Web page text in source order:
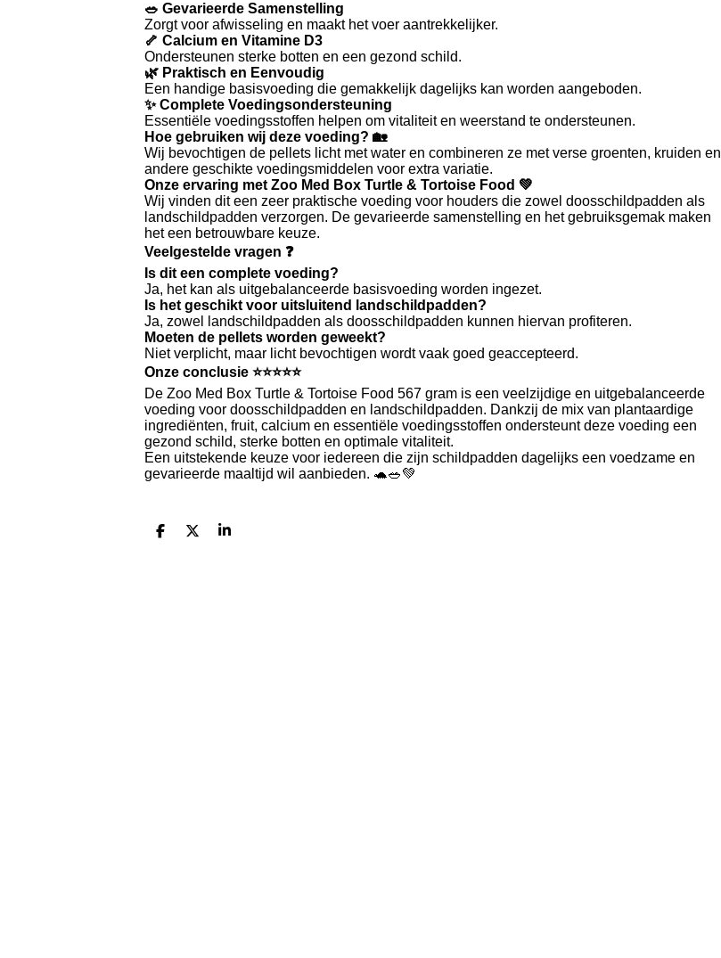
🥗 Gevarieerde Samenstelling
Zorgt voor afwisseling en maakt het voer aantrekkelijker.
🦴 Calcium en Vitamine D3
Ondersteunen sterke botten en een gezond schild.
🌿 Praktisch en Eenvoudig
Een handige basisvoeding die gemakkelijk dagelijks kan worden aangeboden.
✨ Complete Voedingsondersteuning
Essentiële voedingsstoffen helpen om vitaliteit en weerstand te ondersteunen.
Hoe gebruiken wij deze voeding? 🏡
Wij bevochtigen de pellets licht met water en combineren ze met verse groenten, kruiden en
andere geschikte voedingsmiddelen voor extra variatie.
Onze ervaring met Zoo Med Box Turtle & Tortoise Food 💚
Wij vinden dit een zeer praktische voeding voor houders die zowel doosschildpadden als
landschildpadden verzorgen. De gevarieerde samenstelling en het gebruiksgemak maken
het een betrouwbare keuze.
Veelgestelde vragen ❓
Is dit een complete voeding?
Ja, het kan als uitgebalanceerde basisvoeding worden ingezet.
Is het geschikt voor uitsluitend landschildpadden?
Ja, zowel landschildpadden als doosschildpadden kunnen hiervan profiteren.
Moeten de pellets worden geweekt?
Niet verplicht, maar licht bevochtigen wordt vaak goed geaccepteerd.
Onze conclusie ⭐⭐⭐⭐⭐
De Zoo Med Box Turtle & Tortoise Food 567 gram is een veelzijdige en uitgebalanceerde
voeding voor doosschildpadden en landschildpadden. Dankzij de mix van plantaardige
ingrediënten, fruit, calcium en essentiële voedingsstoffen ondersteunt deze voeding een
gezond schild, sterke botten en optimale vitaliteit.
Een uitstekende keuze voor iedereen die zijn schildpadden dagelijks een voedzame en
gevarieerde maaltijd wil aanbieden. 🐢🥗💚
D
D
S